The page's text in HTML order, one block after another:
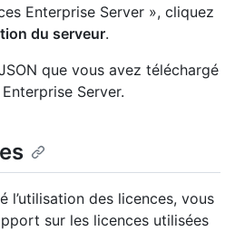
Enterprise Server », cliquez
du serveur.
que vous avez téléchargé
Server.
l’utilisation des licences, vous
sur les licences utilisées